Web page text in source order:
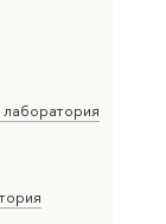
лаборатория